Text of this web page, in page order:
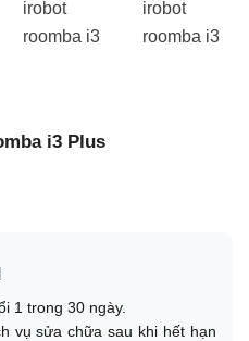
i3 Plus
1 trong 30 ngày.
vụ sửa chữa sau khi hết hạn